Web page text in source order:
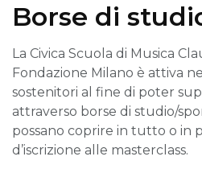
Borse di
La Civica Scuola di Musica
Fondazione Milano è attiva
sostenitori al fine di poter
attraverso borse di studio/
possano coprire in tutto o in
d’iscrizione alle masterclass.